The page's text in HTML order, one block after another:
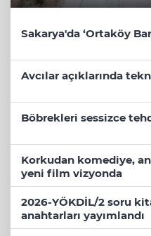
Sakarya'da ‘Ortaköy
Avcılar açıklarında
Böbrekleri sessizce
Korkudan komediye,
yeni film vizyonda
2026-YÖKDİL/2 soru
anahtarları yayımlandı